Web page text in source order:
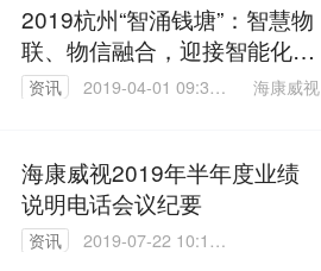
2019杭州“智涌钱塘”：智慧物
联、物信融合，迎接智能化新
时代
资讯
2019-04-01 09:36:
海康威视
海康威视2019年半年度业绩
说明电话会议纪要
资讯
2019-07-22 10:17: